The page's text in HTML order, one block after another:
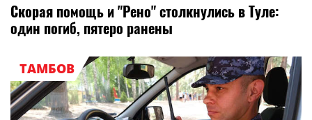
Скорая помощь и "Рено" столкнулись в Туле:
один погиб, пятеро ранены
ТАМБОВ